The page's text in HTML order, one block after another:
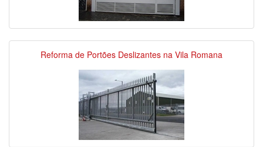
Reforma de Portões Deslizantes na Vila Romana